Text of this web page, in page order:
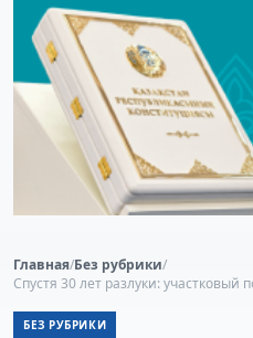
Главная/Без рубрики/
Спустя 30 лет разлуки: участковый
БЕЗ РУБРИКИ